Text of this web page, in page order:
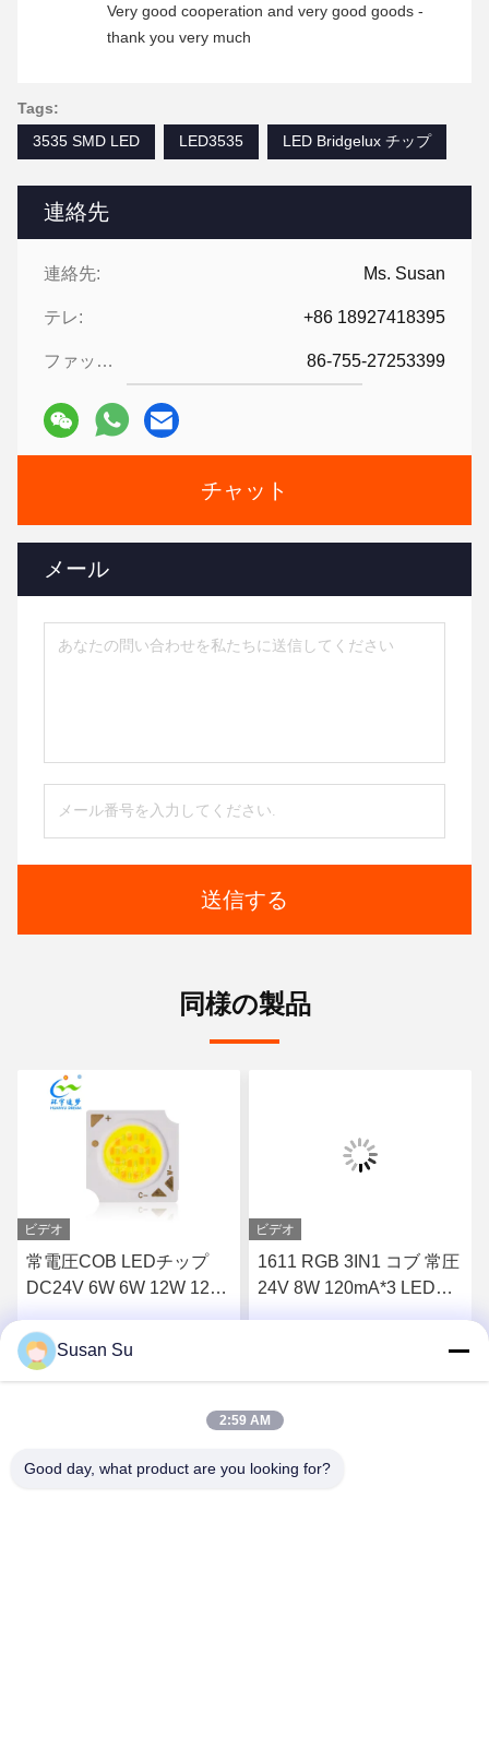
連絡先
連絡先: Ms. Susan
テレ: +86 18927418395
ファックス: 86-755-27253399
チャット
メール
送信する
Very good cooperation and very good goods -
thank you very much
Tags:
3535 SMD LED
LED3535 LED Bridgelux チップ
同様の製品
ビデオ
常電圧COB LEDチップ
DC24V 6W 6W 12W 12W
ビデオ
1611 RGB 3IN1 コブ 常圧
24V 8W 120mA*3 LEDチ
Susan Su
2:59 AM
Good day, what product are you looking for?